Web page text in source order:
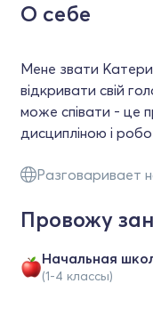
О себе
Мене звати
відкривати свій
може співати - це
дисципліною і
Разговаривает
Провожу
Начальная
(1-4 классы)